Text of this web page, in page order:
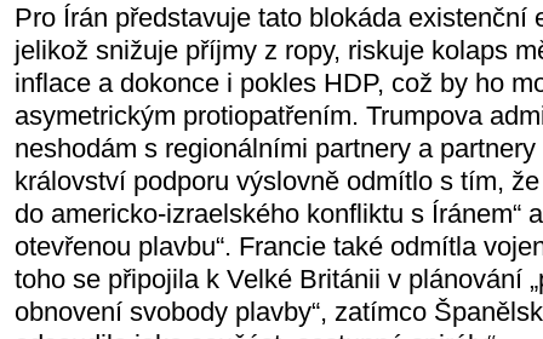
Pro Írán představuje tato blokáda existenční
jelikož snižuje příjmy z ropy, riskuje kolaps
inflace a dokonce i pokles HDP, což by ho
asymetrickým protiopatřením. Trumpova
neshodám s regionálními partnery a
království podporu výslovně odmítlo s tím,
do americko-izraelského konfliktu s Íránem“
otevřenou plavbu“. Francie také odmítla
toho se připojila k Velké Británii v plánování
obnovení svobody plavby“, zatímco